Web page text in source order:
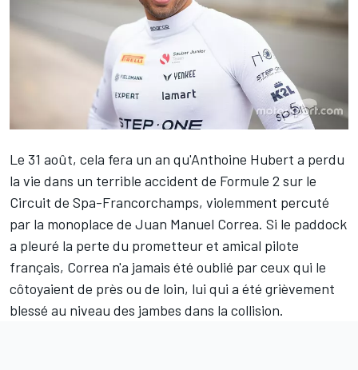
Le 31 août, cela fera un an qu'Anthoine Hubert a perdu
la vie dans un terrible accident de Formule 2 sur le
Circuit de Spa-Francorchamps, violemment percuté
par la monoplace de Juan Manuel Correa. Si le paddock
a pleuré la perte du prometteur et amical pilote
français, Correa n'a jamais été oublié par ceux qui le
côtoyaient de près ou de loin, lui qui a été grièvement
blessé au niveau des jambes dans la collision.